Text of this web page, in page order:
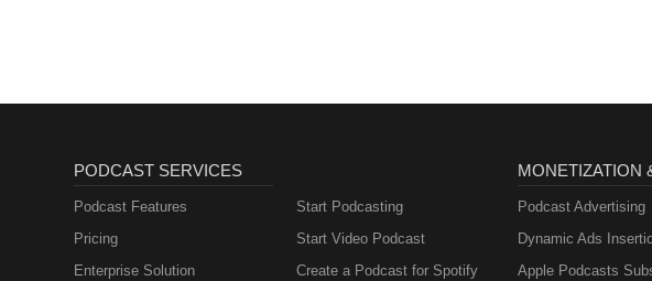
PODCAST SERVICES
Podcast Features
Pricing
Enterprise Solution
Start Podcasting
Start Video Podcast
Create a Podcast for Spotify
MONETIZATION
Podcast Advertising
Dynamic Ads
Apple Podcasts